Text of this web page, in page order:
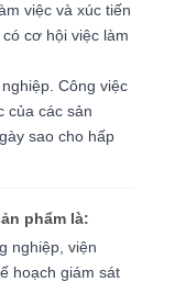
việc và xúc tiến
cơ hội việc làm
Công việc
của các sản
sao cho hấp
phẩm là:
nghiệp, viện
hoạch giám sát